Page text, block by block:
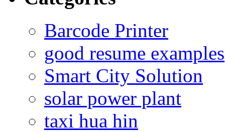
Barcode Printer
good resume examples
Smart City Solution
solar power plant
taxi hua hin